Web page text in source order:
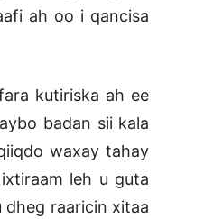
ah oo i qancisa
kutiriska ah ee
badan sii kala
waxay tahay
leh u guta
dheg raaricin xitaa